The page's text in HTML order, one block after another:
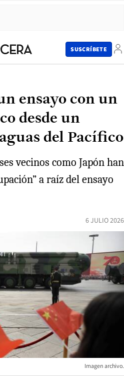
SUSCRÍBETE
ensayo con un
desde un
del Pacífico
vecinos como Japón han
a raíz del ensayo
6 JULIO 2026
Imagen archivo.